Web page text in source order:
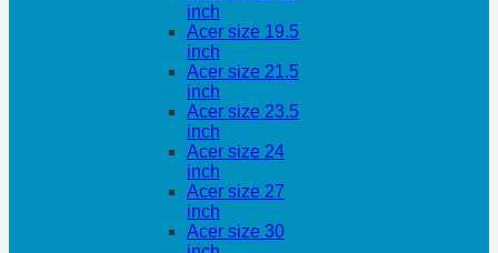
inch
Acer size 19.5
inch
Acer size 21.5
inch
Acer size 23.5
inch
Acer size 24
inch
Acer size 27
inch
Acer size 30